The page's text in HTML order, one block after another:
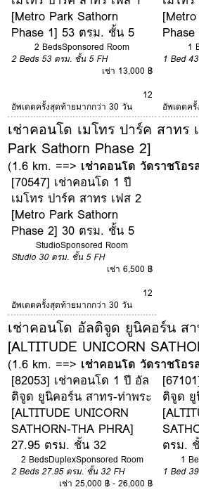
[Metro Park Sathorn
Phase 1] 53 ตรม. ชั้น 5
2 BedsSponsored Room
2 Beds 53 ตรม. ชั้น 5 FH
เช่า 13,000 ฿
12
อัพเดตครั้งสุดท้ายมากกว่า 30 วัน
1
1 Bed
อัพเดตค
เช่าคอนโด เมโทร ปาร์ค สาทร
Park Sathorn Phase 2]
(1.6 km. ==> เช่าคอนโด วัดราชโอร
[70547] เช่าคอนโด 1 ปี
เมโทร ปาร์ค สาทร เฟส 2
[Metro Park Sathorn
Phase 2] 30 ตรม. ชั้น 5
StudioSponsored Room
Studio 30 ตรม. ชั้น 5 FH
เช่า 6,500 ฿
12
อัพเดตครั้งสุดท้ายมากกว่า 30 วัน
เช่าคอนโด อัลติจูด ยูนิคอร์น ส
[ALTITUDE UNICORN
(1.6 km. ==> เช่าคอนโด วัดราชโอร
[82053] เช่าคอนโด 1 ปี อัล
ติจูด ยูนิคอร์น สาทร-ท่าพระ
[ALTITUDE UNICORN
SATHORN-THA PHRA]
27.95 ตรม. ชั้น 32
2 BedsDuplexSponsored Room
2 Beds 27.95 ตรม. ชั้น 32 FH
เช่า 25,000 ฿ - 26,000 ฿
ติจูด ยู
ตรม.
1
1 Bed